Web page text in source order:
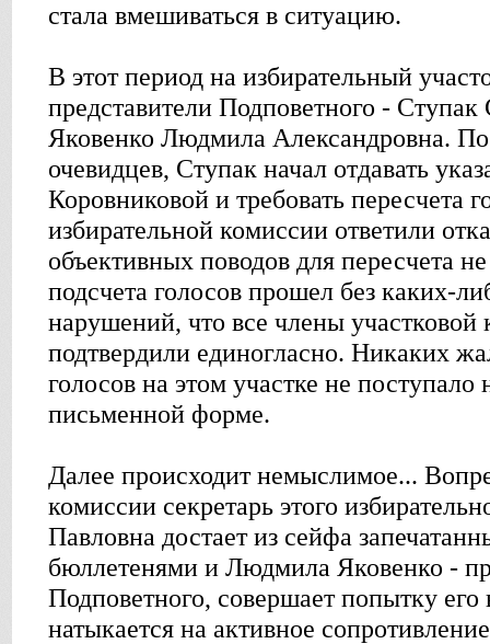
стала вмешиваться в ситуацию.
В этот период на избирательный
представители Подповетного -
Яковенко Людмила Александровна. По
очевидцев, Ступак начал отдавать
Коровниковой и требовать пересчета
избирательной комиссии ответили
объективных поводов для пересчета
подсчета голосов прошел без каких-
нарушений, что все члены
подтвердили единогласно. Никаких
голосов на этом участке не поступало
письменной форме.
Далее происходит немыслимое...
комиссии секретарь этого
Павловна достает из сейфа
бюллетенями и Людмила Яковенко -
Подповетного, совершает попытку
натыкается на активное